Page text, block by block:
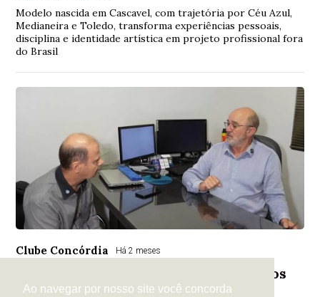
Ao navegar por nosso site você concorda
Modelo nascida em Cascavel, com trajetória por Céu Azul,
Medianeira e Toledo, transforma experiências pessoais,
disciplina e identidade artística em projeto profissional fora
do Brasil
Clube Concórdia Há 2 meses
Assembleia pode definir novos rumos
do Clube Concórdia